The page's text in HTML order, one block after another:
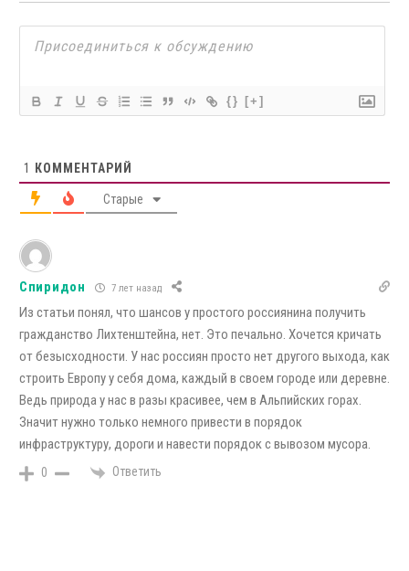
{} [+]
1 КОММЕНТАРИЙ
Старые
Спиридон 7 лет назад
Из статьи понял, что шансов у простого россиянина получить
гражданство Лихтенштейна, нет. Это печально. Хочется кричать
от безысходности. У нас россиян просто нет другого выхода, как
строить Европу у себя дома, каждый в своем городе или деревне.
Ведь природа у нас в разы красивее, чем в Альпийских горах.
Значит нужно только немного привести в порядок
инфраструктуру, дороги и навести порядок с вывозом мусора.
0 Ответить